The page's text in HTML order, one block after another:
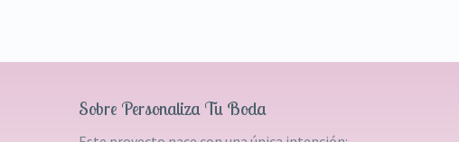
Sobre Personaliza Tu Boda